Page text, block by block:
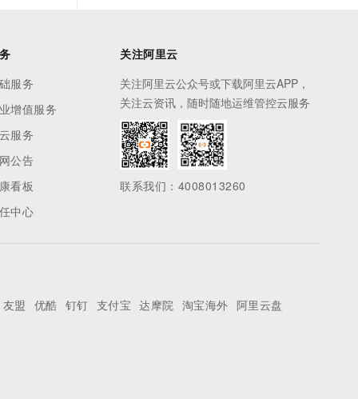
服务
增值服务
服务
公告
看板
中心
关注阿里云
关注阿里云公众号或下载阿里云APP，
关注云资讯，随时随地运维管控云服务
联系我们：4008013260
友盟 优酷 钉钉 支付宝 达摩院 淘宝海外 阿里云盘